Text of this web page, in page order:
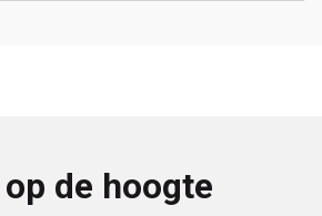
de hoogte